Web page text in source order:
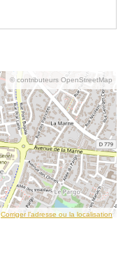
© contributeurs OpenStreetMap
Corriger l’adresse ou la localisation